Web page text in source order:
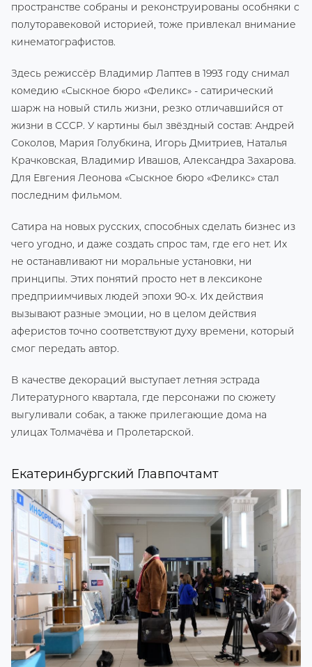
пространстве собраны и реконструированы особняки с
полуторавековой историей, тоже привлекал внимание
кинематографистов.
Здесь режиссёр Владимир Лаптев в 1993 году снимал
комедию «Сыскное бюро «Феликс» - сатирический
шарж на новый стиль жизни, резко отличавшийся от
жизни в СССР. У картины был звёздный состав: Андрей
Соколов, Мария Голубкина, Игорь Дмитриев, Наталья
Крачковская, Владимир Ивашов, Александра Захарова.
Для Евгения Леонова «Сыскное бюро «Феликс» стал
последним фильмом.
Сатира на новых русских, способных сделать бизнес из
чего угодно, и даже создать спрос там, где его нет. Их
не останавливают ни моральные установки, ни
принципы. Этих понятий просто нет в лексиконе
предприимчивых людей эпохи 90-х. Их действия
вызывают разные эмоции, но в целом действия
аферистов точно соответствуют духу времени, который
смог передать автор.
В качестве декораций выступает летняя эстрада
Литературного квартала, где персонажи по сюжету
выгуливали собак, а также прилегающие дома на
улицах Толмачёва и Пролетарской.
Екатеринбургский Главпочтамт